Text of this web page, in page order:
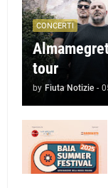
CONCERTI
tour
by Fiuta Notizie -